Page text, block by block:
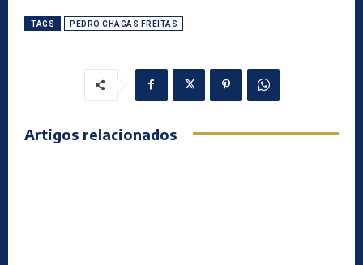
TAGS PEDRO CHAGAS FREITAS
Artigos relacionados